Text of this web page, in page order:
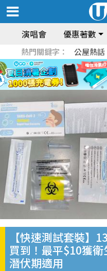
演唱會 優惠著數
熱門關鍵字： 公屋熱話
【快速測試套裝】
買到！最平$10獲
潛伏期適用